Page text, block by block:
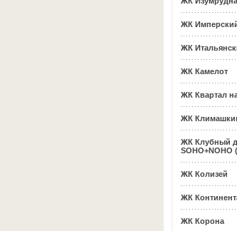
ЖК
ЖК
ЖК Камелот
ЖК Квартал
ЖК
ЖК Клубный
SOHO+NOHO
ЖК Колизей
ЖК
ЖК Корона